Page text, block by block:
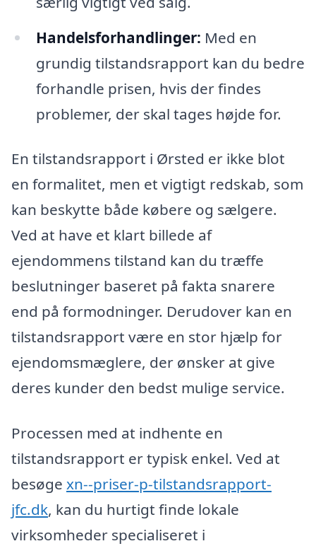
Handelsforhandlinger: Med en
grundig tilstandsrapport kan du bedre
forhandle prisen, hvis der findes
problemer, der skal tages højde for.
En tilstandsrapport i Ørsted er ikke blot
en formalitet, men et vigtigt redskab, som
kan beskytte både købere og sælgere.
Ved at have et klart billede af
ejendommens tilstand kan du træffe
beslutninger baseret på fakta snarere
end på formodninger. Derudover kan en
tilstandsrapport være en stor hjælp for
ejendomsmæglere, der ønsker at give
deres kunder den bedst mulige service.
Processen med at indhente en
tilstandsrapport er typisk enkel. Ved at
besøge xn--priser-p-tilstandsrapport-
jfc.dk, kan du hurtigt finde lokale
virksomheder specialiseret i